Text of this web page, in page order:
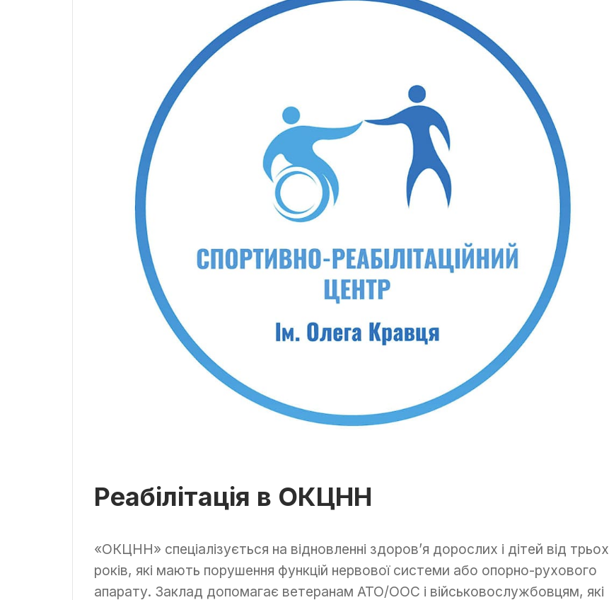
Реабілітація в ОКЦНН
«ОКЦНН» спеціалізується на відновленні здоров’я дорослих і дітей від трьох
років, які мають порушення функцій нервової системи або опорно-рухового
апарату. Заклад допомагає ветеранам АТО/ООС і військовослужбовцям, які